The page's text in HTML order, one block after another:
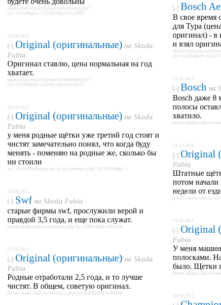
skoda-club.org.ua/forum/showthread.php?
tid=70740&pid=1525895#pid1525895
24.10.2012
[-] Original (оригинальные) на Skoda
Fabia
Оригинал ставлю, цена нормальная на год
хватает.
skoda-club.org.ua/forum/showthread.php?
tid=70740&pid=1520313#pid1520313
20.10.2012
[-] Original (оригинальные) на Skoda
Fabia
у меня родные щётки уже третий год стоят и
чистят замечательно понял, что когда буду
менять - поменяю на родные же, сколько бы
ни стоили
xn---35-6cdk1dnenygj.xn--p1ai/viewtopic.php?id=13834&p=1
19.10.2012
[-] Swf на Skoda Fabia
старые фирмы swf, прослужили верой и
правдой 3,5 года, и еще пока служат.
forum.skoda-club.ru/viewtopic.php?p=1689240#p1689240
07.10.2012
[-] Original (оригинальные) на Skoda
Fabia
Родные отработали 2,5 года, и то лучше
чистят. В общем, советую оригинал.
forum.skoda-club.ru/viewtopic.php?p=1680688#p1680688
[-] Bosch
В свое время
для Тура
оригинал) - в
и взял
skoda-club.org.ua/
15.10.2011
[-] Bosch на
Bosch даже 8
полосы
хватило.
forum.skoda-club.ru/
14.10.2011
[-] Original
Fabia
Штатные
потом
недели от
forum.skoda-club.ru/
14.10.2011
[-] Original
Fabia
У меня
полосками.
было. Щетки
forum.skoda-club.ru/
10.08.2011